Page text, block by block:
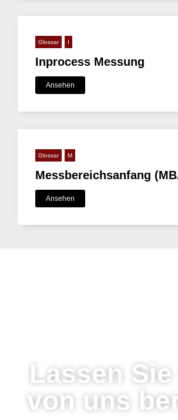
Glossar I
Inprocess Messung
Ansehen
Glossar M
Messbereichsanfang
Ansehen
Lassen
von uns